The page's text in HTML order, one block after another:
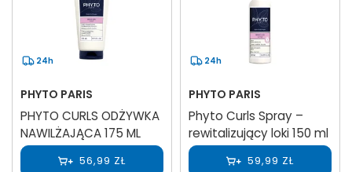
24h
PHYTO PARIS
PHYTO CURLS​ ODŻYWKA​
NAWILŻAJĄCA 175 ML
56,99 ZŁ
24h
PHYTO PARIS
Phyto Curls Spray –
rewitalizujący loki 150 ml
59,99 ZŁ